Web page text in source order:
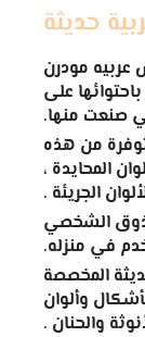
حديثة
عربيه مودرن
على
صنعت منها.
من هذه
المحايدة ،
الجريئة .
الشخصي
في منزله.
المخصصة
وألوان
والحنان .